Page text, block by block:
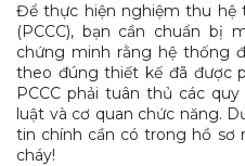
Để thực hiện nghiệm thu hệ
(PCCC), bạn cần chuẩn bị
chứng minh rằng hệ thống
theo đúng thiết kế đã được
PCCC phải tuân thủ các
luật và cơ quan chức năng.
tin chính cần có trong hồ sơ
cháy!